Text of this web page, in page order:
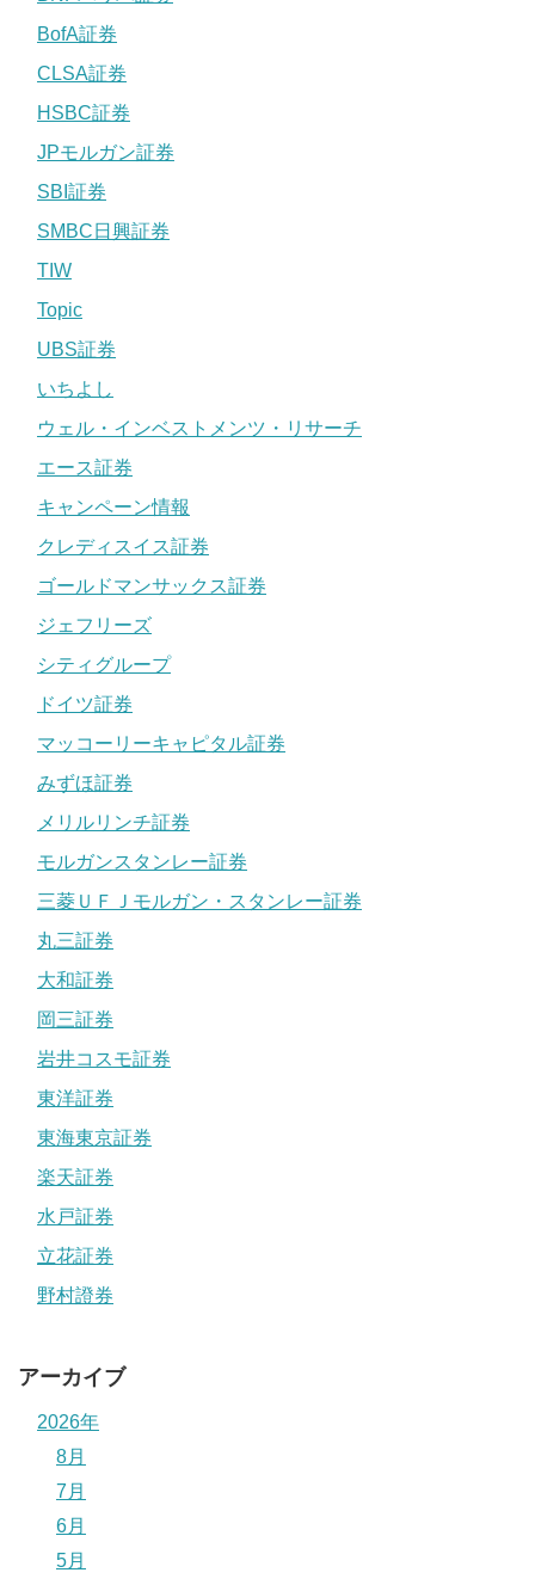
BofA証券
CLSA証券
HSBC証券
JPモルガン証券
SBI証券
SMBC日興証券
TIW
Topic
UBS証券
いちよし
ウェル・インベストメンツ・リサーチ
エース証券
キャンペーン情報
クレディスイス証券
ゴールドマンサックス証券
ジェフリーズ
シティグループ
ドイツ証券
マッコーリーキャピタル証券
みずほ証券
メリルリンチ証券
モルガンスタンレー証券
三菱ＵＦＪモルガン・スタンレー証券
丸三証券
大和証券
岡三証券
岩井コスモ証券
東洋証券
東海東京証券
楽天証券
水戸証券
立花証券
野村證券
アーカイブ
2026年
8月
7月
6月
5月